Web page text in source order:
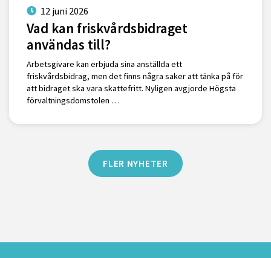
12 juni 2026
Vad kan friskvårdsbidraget
användas till?
Arbetsgivare kan erbjuda sina anställda ett
friskvårdsbidrag, men det finns några saker att tänka på för
att bidraget ska vara skattefritt. Nyligen avgjorde Högsta
förvaltningsdomstolen …
FLER NYHETER